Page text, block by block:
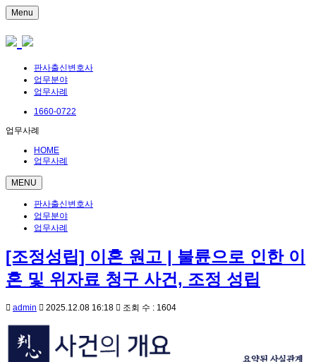
Menu
판사출신변호사
업무분야
업무사례
1660-0722
업무사례
HOME
업무사례
MENU
판사출신변호사
업무분야
업무사례
[조정성립] 이혼 원고 | 불륜으로 인한 이
혼 및 위자료 청구 사건, 조정 성립
admin 2025.12.08 16:18 조회 수 : 1604